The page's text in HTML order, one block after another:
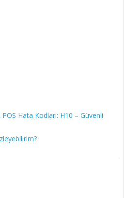
Hata Kodları: H10 – Güvenli